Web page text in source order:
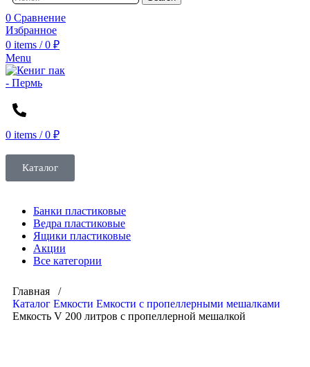
0 Сравнение
Избранное
0 items / 0 ₽
Menu
0 items / 0 ₽
Каталог
Банки пластиковые
Ведра пластиковые
Ящики пластиковые
Акции
Все категории
Главная /
Каталог Емкости Емкости с пропеллерными мешалками
Емкость V 200 литров с пропеллерной мешалкой